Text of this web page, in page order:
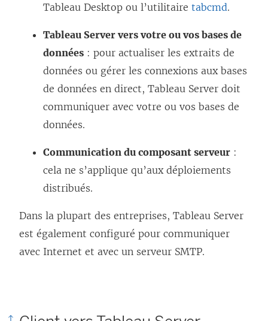
Tableau Desktop ou l’utilitaire tabcmd.
Tableau Server vers votre ou vos bases de
données : pour actualiser les extraits de
données ou gérer les connexions aux bases
de données en direct, Tableau Server doit
communiquer avec votre ou vos bases de
données.
Communication du composant serveur :
cela ne s’applique qu’aux déploiements
distribués.
Dans la plupart des entreprises, Tableau Server
est également configuré pour communiquer
avec Internet et avec un serveur SMTP.